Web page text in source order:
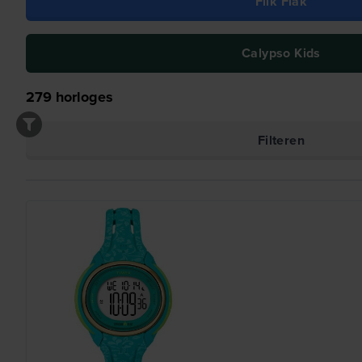
Calypso Kids
279 horloges
Filteren